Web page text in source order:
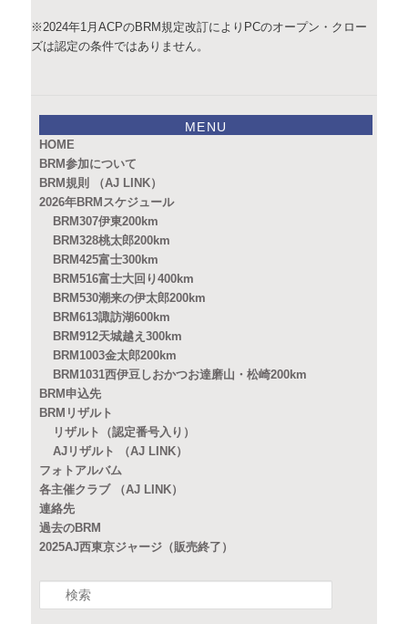
※2024年1月ACPのBRM規定改訂によりPCのオープン・クロー
ズは認定の条件ではありません。
MENU
HOME
BRM参加について
BRM規則 （AJ LINK）
2026年BRMスケジュール
BRM307伊東200km
BRM328桃太郎200km
BRM425富士300km
BRM516富士大回り400km
BRM530潮来の伊太郎200km
BRM613諏訪湖600km
BRM912天城越え300km
BRM1003金太郎200km
BRM1031西伊豆しおかつお達磨山・松崎200km
BRM申込先
BRMリザルト
リザルト（認定番号入り）
AJリザルト （AJ LINK）
フォトアルバム
各主催クラブ （AJ LINK）
連絡先
過去のBRM
2025AJ西東京ジャージ（販売終了）
索